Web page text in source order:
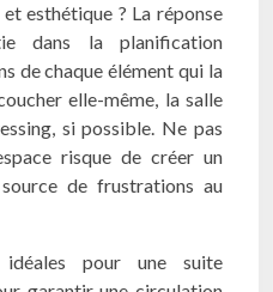
esthétique ? La réponse
dans la planification
de chaque élément qui la
elle-même, la salle
si possible. Ne pas
risque de créer un
de frustrations au
pour une suite